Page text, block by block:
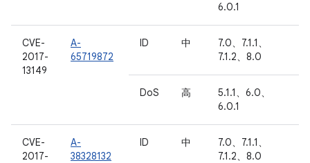
6.0.1
CVE-
2017-
13149
A-
65719872
ID 中
7.0、7.1.1、
7.1.2、8.0
DoS 高
5.1.1、6.0、
6.0.1
CVE-
2017-
A-
38328132
ID 中
7.0、7.1.1、
7.1.2、8.0